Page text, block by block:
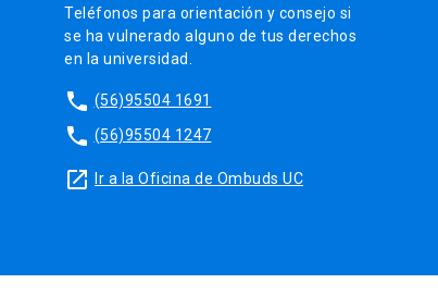
Teléfonos para orientación y consejo si
se ha vulnerado alguno de tus derechos
en la universidad.
phone (56)95504 1691
phone (56)95504 1247
launch Ir a la Oficina de Ombuds UC